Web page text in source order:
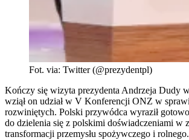
Fot. via: Twitter (@prezydentpl)
Kończy się wizyta prezydenta Andrzeja Dudy
wziął on udział w V Konferencji ONZ w
rozwiniętych. Polski przywódca wyraził
do dzielenia się z polskimi doświadczeniami w
transformacji przemysłu spożywczego i rolnego.